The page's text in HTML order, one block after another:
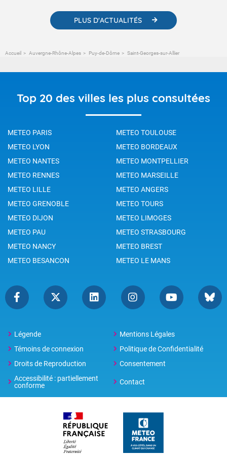
PLUS D'ACTUALITÉS
Accueil Auvergne-Rhône-Alpes Puy-de-Dôme Saint-Georges-sur-Allier
Top 20 des villes les plus consultées
METEO PARIS
METEO TOULOUSE
METEO LYON
METEO BORDEAUX
METEO NANTES
METEO MONTPELLIER
METEO RENNES
METEO MARSEILLE
METEO LILLE
METEO ANGERS
METEO GRENOBLE
METEO TOURS
METEO DIJON
METEO LIMOGES
METEO PAU
METEO STRASBOURG
METEO NANCY
METEO BREST
METEO BESANCON
METEO LE MANS
Légende
Mentions Légales
Témoins de connexion
Politique de Confidentialité
Droits de Reproduction
Consentement
Accessibilité : partiellement
conforme
Contact